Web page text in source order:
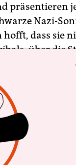
präsentieren
Nazi-
hofft, dass sie
über die
der